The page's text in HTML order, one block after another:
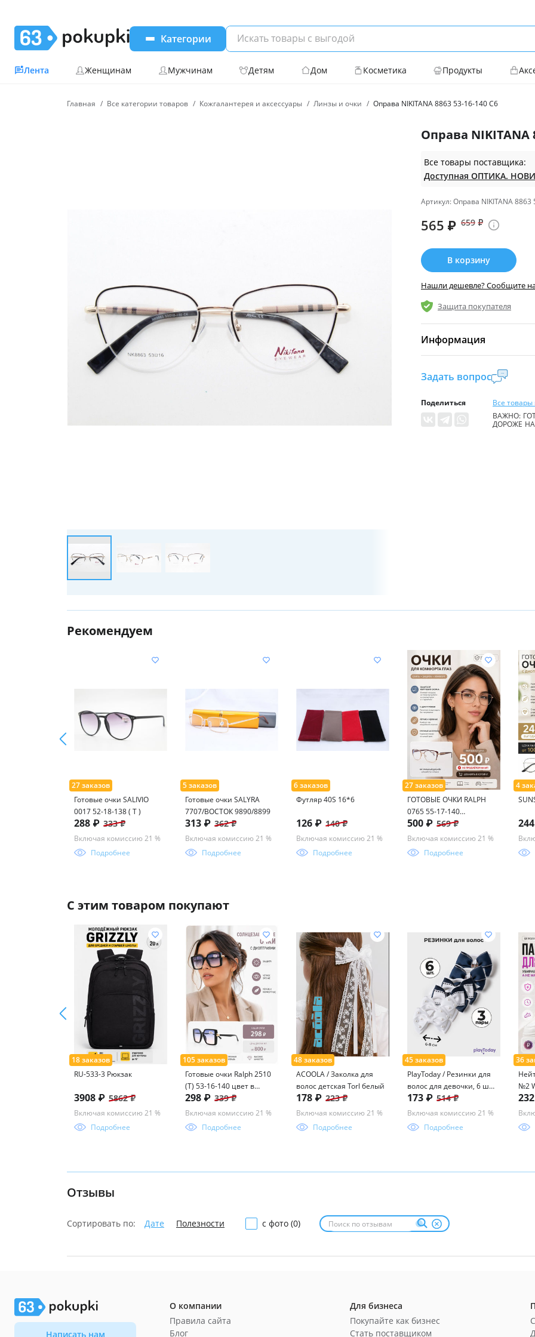
Категории
Лента Женщинам Мужчинам Детям Дом Косметика Продукты
Главная Все категории товаров Кожгалантерея и аксессуары Линзы и очки Оправа NIKITANA 8863 53-16-140 C6
Оправа NIKITANA
Все товары поставщика:
Артикул: Оправа NIKITANA 8863
565 ₽ 659 ₽
В корзину
Нашли дешевле? Сообщите
Защита покупателя
Информация
21 %
Уровень доступа:0
* Общие условия
Задать вопрос
Поделиться
Все товары
ВАЖНО:
ДОРОЖЕ НА
Рекомендуем
Готовые очки SALIVIO
0017 52-18-138 ( T )
288 ₽ 333 ₽
Включая комиссию 21 %
Подробнее
Готовые очки SALYRA
7707/ВОСТОК 9890/8899
313 ₽ 362 ₽
Включая комиссию 21 %
Подробнее
Футляр 40S 16*6
126 ₽ 140 ₽
Включая комиссию 21 %
Подробнее
ГОТОВЫЕ ОЧКИ RALPH
0765 55-17-140
БЛЮБЛОКЕР
500 ₽ 569 ₽
Включая комиссию 21 %
Подробнее
С этим товаром покупают
RU-533-3 Рюкзак
3908 ₽ 5862 ₽
Включая комиссию 21 %
Подробнее
Готовые очки Ralph 2510
(Т) 53-16-140 цвет в
ассорименте
298 ₽ 339 ₽
Включая комиссию 21 %
Подробнее
ACOOLA / Заколка для
волос детская Torl белый
178 ₽ 223 ₽
Включая комиссию 21 %
Подробнее
PlayToday / Резинки для
волос для девочки, 6 шт
в комплекте
173 ₽ 514 ₽
Включая комиссию 21 %
Подробнее
№2
Отзывы
Сортировать по: Дате Полезности с фото (0)
Написать нам
О компании
Правила сайта
Блог
Для бизнеса
Покупайте как бизнес
Стать поставщиком